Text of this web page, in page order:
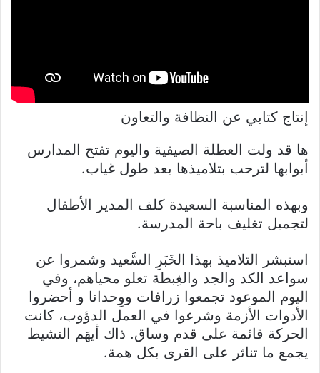
إنتاج كتابي عن النظافة والتعاون
ها قد ولت العطلة الصيفية واليوم تفتح المدارس
أبوابها لترحب بتلاميذها بعد طول غياب.
وبهذه المناسبة السعيدة كلف المدير الأطفال
لتجميل تغليف باحة المدرسة.
استبشر التلاميذ بهذا الخَبَرِ السَّعيد وشمروا عن
سواعد الكد والجد والغِبطة تعلو محياهم، وفي
اليوم الموعود تجمعوا زرافات ووِحدانا و أحضروا
الأدوات الأزمة وشرعوا في العمل الدؤوب، كانت
الحركة قائمة على قدم وساق. ذاك أيهَم النشيط
يجمع ما تناثر على القرى بكل همة.